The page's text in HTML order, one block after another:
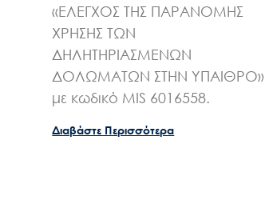
«ΕΛΕΓΧΟΣ ΤΗΣ ΠΑΡΑΝΟΜΗΣ
ΧΡΗΣΗΣ ΤΩΝ
ΔΗΛΗΤΗΡΙΑΣΜΕΝΩΝ
ΔΟΛΩΜΑΤΩΝ ΣΤΗΝ ΥΠΑΙΘΡΟ»
με κωδικό MIS 6016558.
Διαβάστε Περισσότερα